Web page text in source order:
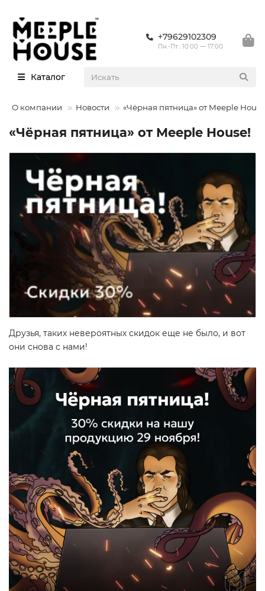
+79629102309
Пн.-Пт.: 10:00 — 17:00
Каталог
О компании Новости «Чёрная пятница» от Meeple
«Чёрная пятница» от Meeple House!
Друзья, таких невероятных скидок еще не было, и вот
они снова с нами!